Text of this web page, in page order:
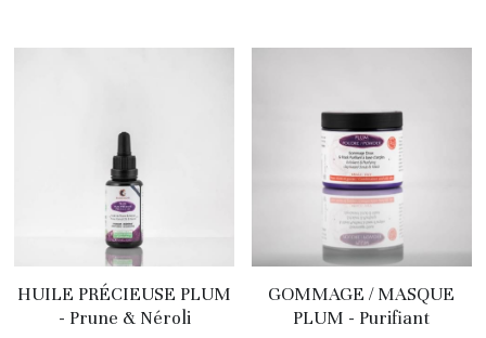
HUILE PRÉCIEUSE PLUM
- Prune & Néroli
GOMMAGE / MASQUE
PLUM - Purifiant